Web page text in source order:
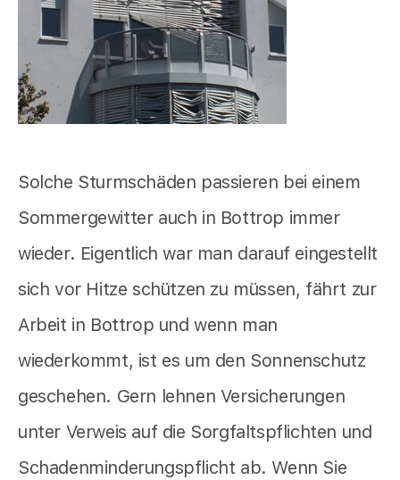
Solche Sturmschäden passieren bei einem
Sommergewitter auch in Bottrop immer
wieder. Eigentlich war man darauf eingestellt
sich vor Hitze schützen zu müssen, fährt zur
Arbeit in Bottrop und wenn man
wiederkommt, ist es um den Sonnenschutz
geschehen. Gern lehnen Versicherungen
unter Verweis auf die Sorgfaltspflichten und
Schadenminderungspflicht ab. Wenn Sie